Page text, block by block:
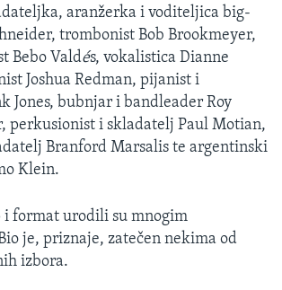
aranžerka i voditeljica big-
trombonist Bob Brookmeyer,
Bebo Valdés, vokalistica Dianne
Joshua Redman, pijanist i
Jones, bubnjar i bandleader Roy
perkusionist i skladatelj Paul Motian,
Branford Marsalis te argentinski
Klein.
format urodili su mnogim
je, priznaje, zatečen nekima od
izbora.